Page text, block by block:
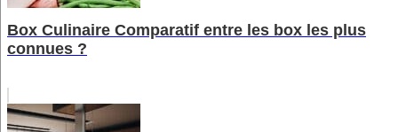
Box Culinaire Comparatif entre les box les plus
connues ?